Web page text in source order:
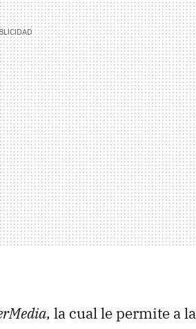
, la cual le permite a